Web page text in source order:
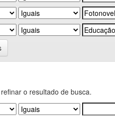
o resultado de busca.